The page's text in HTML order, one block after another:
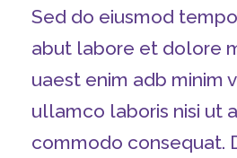
Sed do eiusmod
abut labore et dolore
uaest enim adb minim
ullamco laboris nisi ut
commodo consequat.